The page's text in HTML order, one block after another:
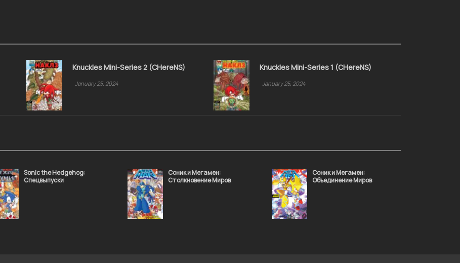
Knuckles Mini-Series 2 (CHereNS)
January 25, 2024
Knuckles Mini-Series 1 (CHereNS)
January 25, 2024
Sonic the Hedgehog:
Спецвыпуски
Соник и Мегамен:
Столкновение Миров
Соник и Мегамен:
Объединение Миров